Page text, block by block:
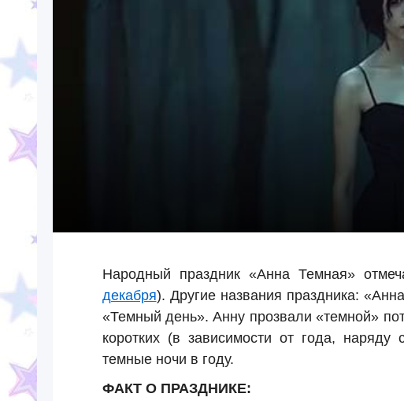
Народный праздник «Анна Темная»
декабря). Другие названия праздника:
«Темный день». Анну прозвали «темной»
коротких (в зависимости от года,
темные ночи в году.
ФАКТ О ПРАЗДНИКЕ: